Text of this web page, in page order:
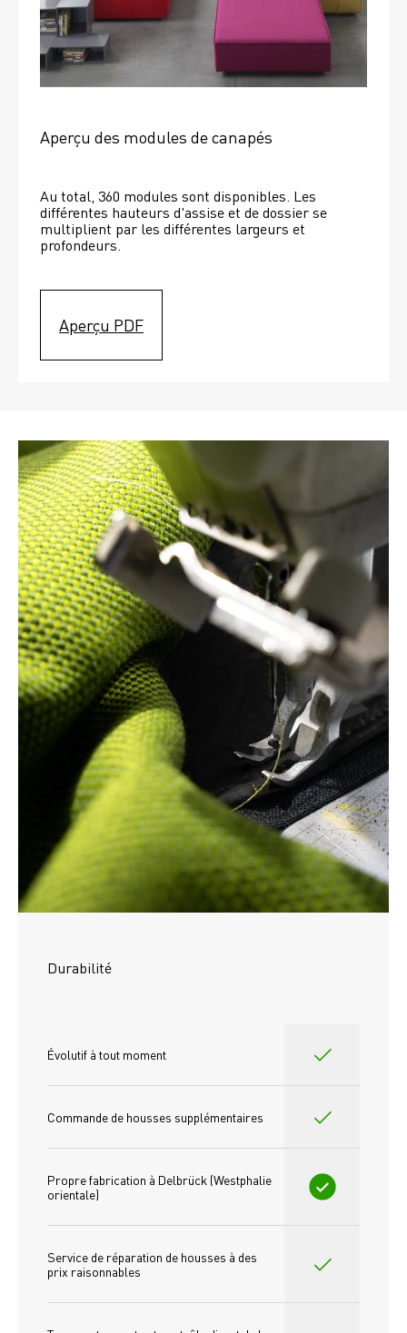
Aperçu des modules de canapés
Au total, 360 modules sont disponibles. Les
différentes hauteurs d'assise et de dossier se
multiplient par les différentes largeurs et
profondeurs.
Aperçu PDF
Durabilité
Évolutif à tout moment
Commande de housses supplémentaires
Propre fabrication à Delbrück (Westphalie
orientale)
Service de réparation de housses à des
prix raisonnables